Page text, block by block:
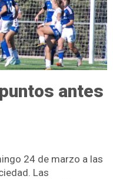
antes
24 de marzo a las
Las